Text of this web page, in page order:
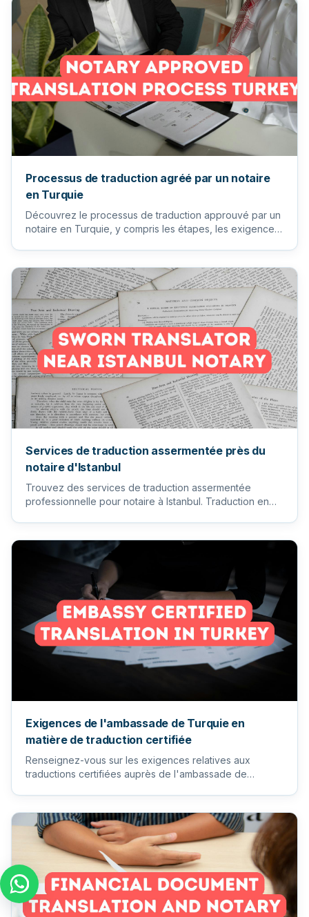
Processus de traduction agréé par un notaire
en Turquie
Découvrez le processus de traduction approuvé par un
notaire en Turquie, y compris les étapes, les exigences
Services de traduction assermentée près du
notaire d'Istanbul
Trouvez des services de traduction assermentée
professionnelle pour notaire à Istanbul. Traduction en
Exigences de l'ambassade de Turquie en
matière de traduction certifiée
Renseignez-vous sur les exigences relatives aux
traductions certifiées auprès de l'ambassade de